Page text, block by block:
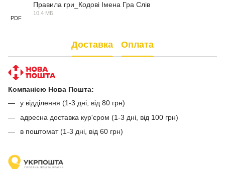
PDF
Правила гри_Кодові Імена Гра Слів
10.4 МБ
Доставка Оплата
Компанією Нова Пошта:
у відділення (1-3 дні, від 80 грн)
адресна доставка кур'єром (1-3 дні, від 100 грн)
в поштомат (1-3 дні, від 60 грн)